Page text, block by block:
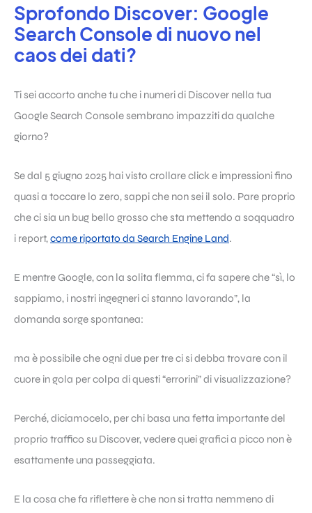
Sprofondo Discover: Google
Search Console di nuovo nel
caos dei dati?
Ti sei accorto anche tu che i numeri di Discover nella tua
Google Search Console sembrano impazziti da qualche
giorno?
Se dal 5 giugno 2025 hai visto crollare click e impressioni fino
quasi a toccare lo zero, sappi che non sei il solo. Pare proprio
che ci sia un bug bello grosso che sta mettendo a soqquadro
i report,come riportato da Search Engine Land.
E mentre Google, con la solita flemma, ci fa sapere che “sì, lo
sappiamo, i nostri ingegneri ci stanno lavorando”, la
domanda sorge spontanea:
ma è possibile che ogni due per tre ci si debba trovare con il
cuore in gola per colpa di questi “errorini” di visualizzazione?
Perché, diciamocelo, per chi basa una fetta importante del
proprio traffico su Discover, vedere quei grafici a picco non è
esattamente una passeggiata.
E la cosa che fa riflettere è che non si tratta nemmeno di